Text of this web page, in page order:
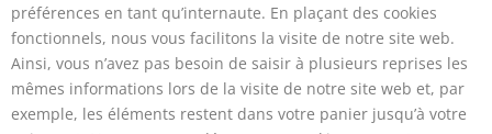
préférences en tant qu’internaute. En plaçant des cookies
fonctionnels, nous vous facilitons la visite de notre site web.
Ainsi, vous n’avez pas besoin de saisir à plusieurs reprises les
mêmes informations lors de la visite de notre site web et, par
exemple, les éléments restent dans votre panier jusqu’à votre